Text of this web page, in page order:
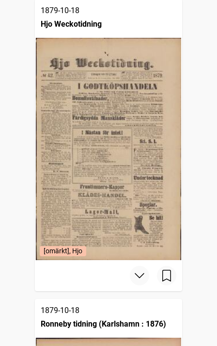
1879-10-18
Hjo Weckotidning
[omärkt], Hjo
1879-10-18
Ronneby tidning (Karlshamn : 1876)